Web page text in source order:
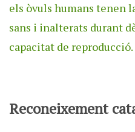
els òvuls humans tenen
sans i inalterats durant
capacitat de reproducció.
Reconeixement